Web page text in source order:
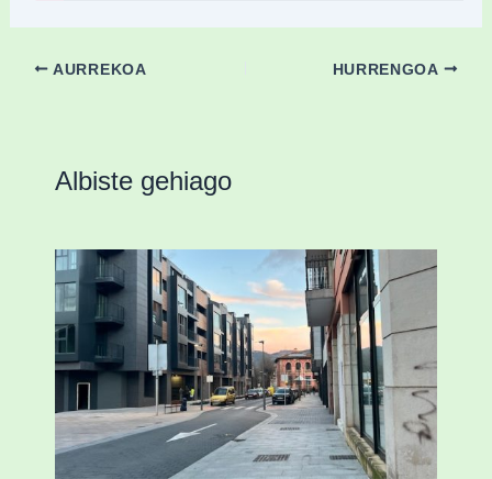
AURREKOA HURRENGOA
Albiste gehiago
Udal etxebizitza tasatuei buruzko lehen
ordenantza izango du Durangok